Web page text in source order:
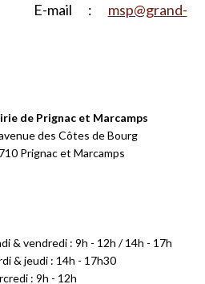
E-mail : msp@grand-
de Prignac et Marcamps
des Côtes de Bourg
Prignac et Marcamps
& vendredi : 9h - 12h / 14h - 17h
& jeudi : 14h - 17h30
: 9h - 12h